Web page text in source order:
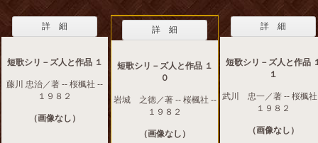
詳 細
短歌シリ－ズ人と作品 １
藤川 忠治／著 -- 桜楓社 --
１９８２
（画像なし）
詳 細
短歌シリ－ズ人と作品 １
０
岩城 之徳／著 -- 桜楓社 --
１９８２
（画像なし）
詳 細
短歌シリ－ズ人と作品
１
武川 忠一／著 -- 桜楓社
１９８２
（画像なし）